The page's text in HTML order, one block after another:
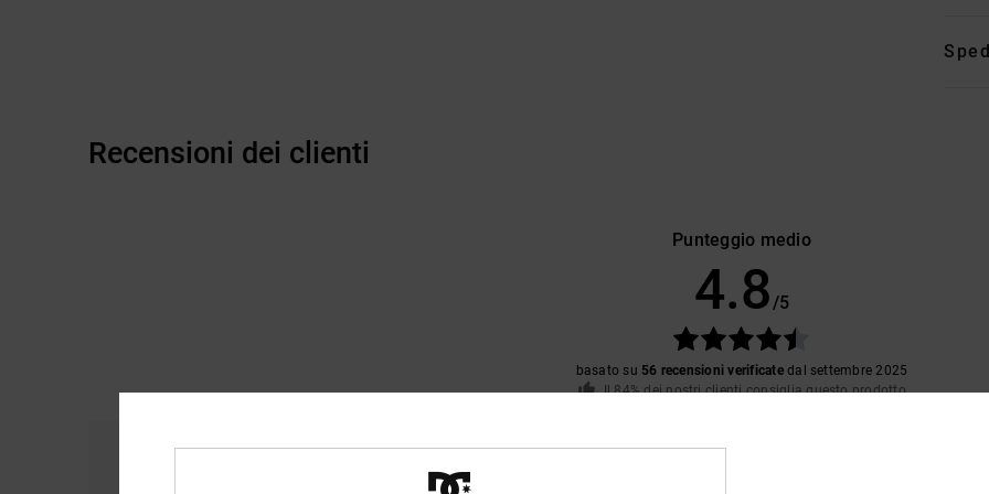
Recensioni dei clienti
Punteggio medio
4.8/5
basato su 56 recensioni verificatedal settembre 2025
Il 84% dei nostri clienti consiglia questo prodotto
Comfort
Rapporto qualità-prezzo